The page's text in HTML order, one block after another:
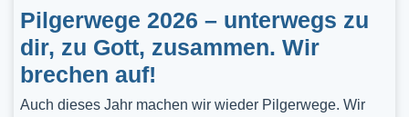
Pilgerwege 2026 – unterwegs zu
dir, zu Gott, zusammen. Wir
brechen auf!
Auch dieses Jahr machen wir wieder Pilgerwege. Wir